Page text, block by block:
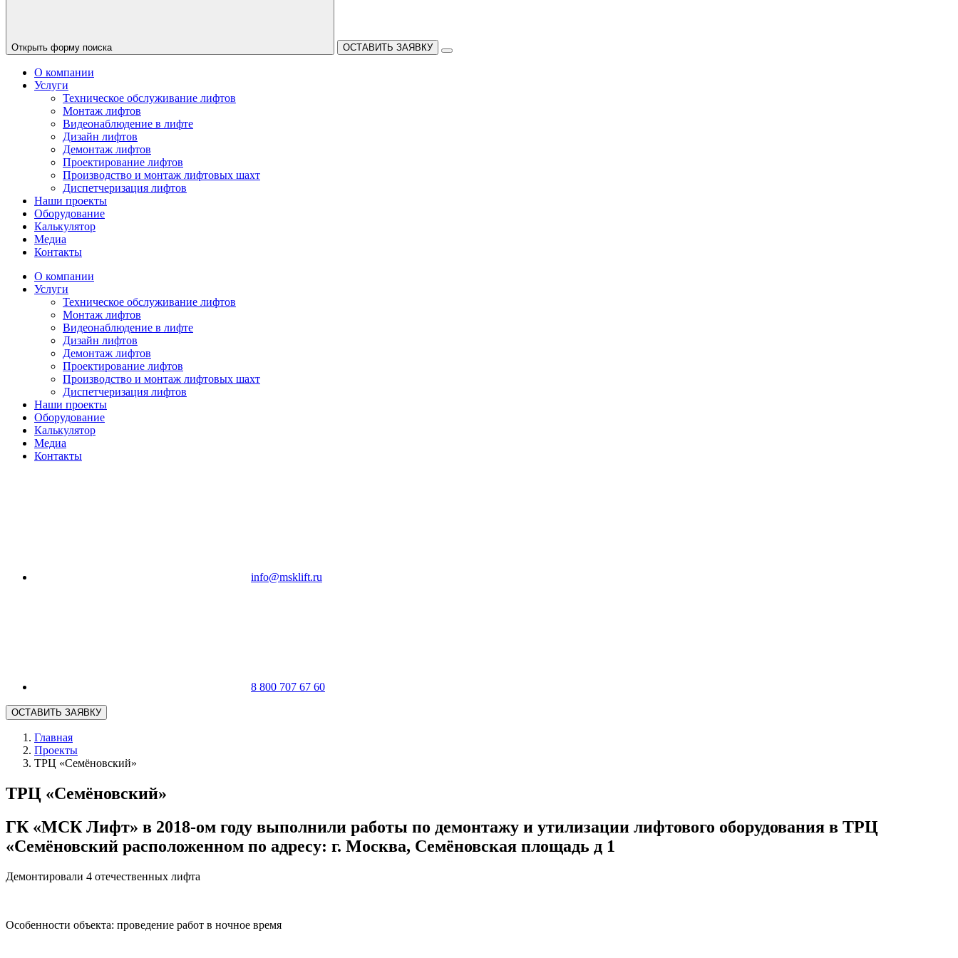
Открыть форму поиска ОСТАВИТЬ ЗАЯВКУ
О компании
Услуги
Техническое обслуживание лифтов
Монтаж лифтов
Видеонаблюдение в лифте
Дизайн лифтов
Демонтаж лифтов
Проектирование лифтов
Производство и монтаж лифтовых шахт
Диспетчеризация лифтов
Наши проекты
Оборудование
Калькулятор
Медиа
Контакты
О компании
Услуги
Техническое обслуживание лифтов
Монтаж лифтов
Видеонаблюдение в лифте
Дизайн лифтов
Демонтаж лифтов
Проектирование лифтов
Производство и монтаж лифтовых шахт
Диспетчеризация лифтов
Наши проекты
Оборудование
Калькулятор
Медиа
Контакты
info@msklift.ru
8 800 707 67 60
ОСТАВИТЬ ЗАЯВКУ
Главная
Проекты
ТРЦ «Семёновский»
ТРЦ «Семёновский»
ГК «МСК Лифт» в 2018-ом году выполнили работы по демонтажу и утилизации лифтового оборудования в ТРЦ
«Семёновский расположенном по адресу: г. Москва, Семёновская площадь д 1
Демонтировали 4 отечественных лифта
Особенности объекта: проведение работ в ночное время